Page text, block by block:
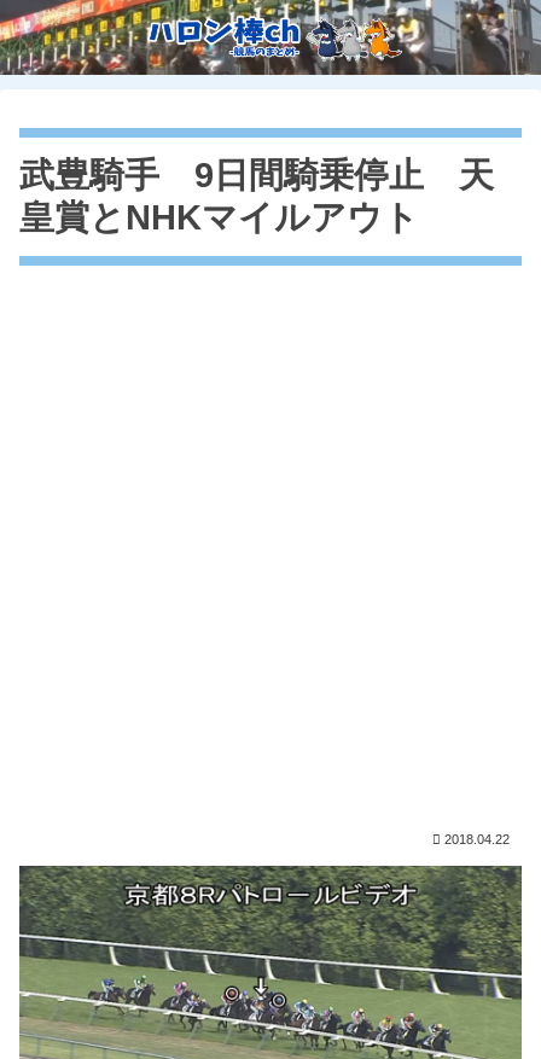
武豊騎手 9日間騎乗停止 天
皇賞とNHKマイルアウト
2018.04.22